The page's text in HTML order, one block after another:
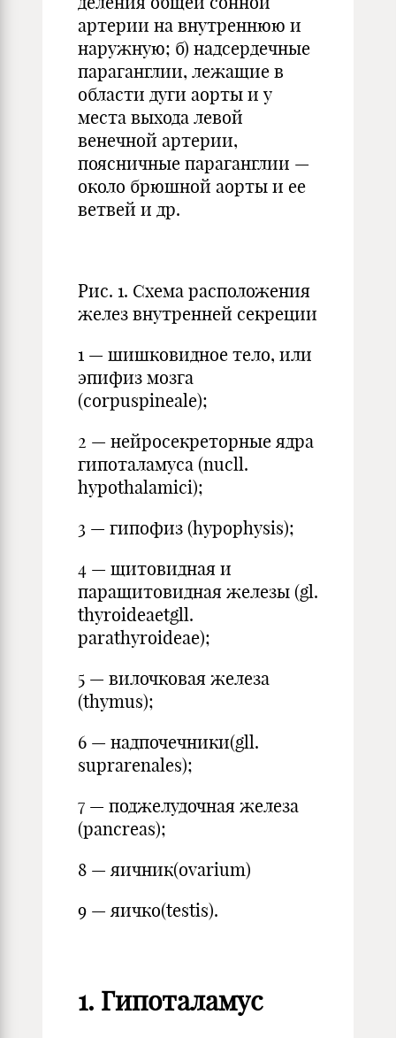
артерии на внутреннюю и
наружную; б) надсердечные
параганглии, лежащие в
области дуги аорты и у
места выхода левой
венечной артерии,
поясничные параганглии —
около брюшной аорты и ее
ветвей и др.
Рис. 1. Схема расположения
желез внутренней секреции
1 — шишковидное тело, или
эпифиз мозга
(corpuspineale);
2 — нейросекреторные ядра
гипоталамуса (nucll.
hypothalamici);
3 — гипофиз (hypophysis);
4 — щитовидная и
паращитовидная железы (gl.
thyroideaetgll.
parathyroideae);
5 — вилочковая железа
(thymus);
6 — надпочечники(gll.
suprarenales);
7 — поджелудочная железа
(pancreas);
8 — яичник(ovarium)
9 — яичко(testis).
1. Гипоталамус